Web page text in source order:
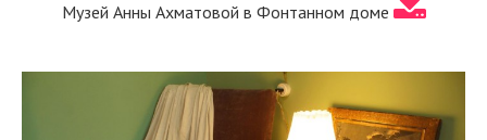
Музей Анны Ахматовой в Фонтанном доме